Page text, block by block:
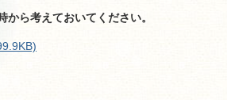
から考えておいてください。